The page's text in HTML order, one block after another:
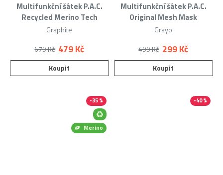
Multifunkční šátek P.A.C.
Recycled Merino Tech
Graphite
479 Kč
679 Kč
Koupit
Multifunkční šátek P.A.C.
Original Mesh Mask
Grayo
299 Kč
499 Kč
Koupit
Merino
-35 % -40 %